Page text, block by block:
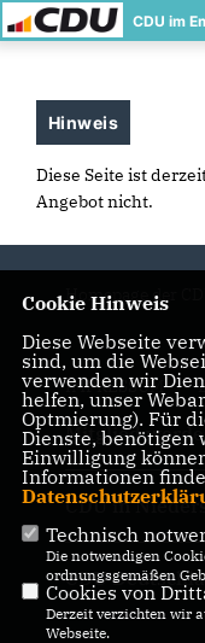
CDU im
Hinweis
Diese Seite ist
Angebot nicht.
Homepage der
IMPRESSUM
Mitglied
CDU in
CDU
Cookie Hinweis
Diese Webseite
sind, um die
verwenden wir
helfen, unser
Optmierung). Für
Dienste,
Einwilligung
Informationen
Technisch
Die notwendigen
ordnungsgemäßen
Cookies von
Derzeit verzichten wir
Webseite.